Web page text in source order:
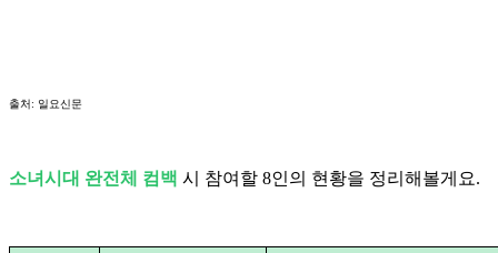
출처: 일요신문
소녀시대 완전체 컴백 시 참여할 8인의 현황을 정리해볼게요.